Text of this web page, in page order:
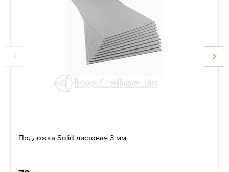
Подложка Solid листовая 3 мм